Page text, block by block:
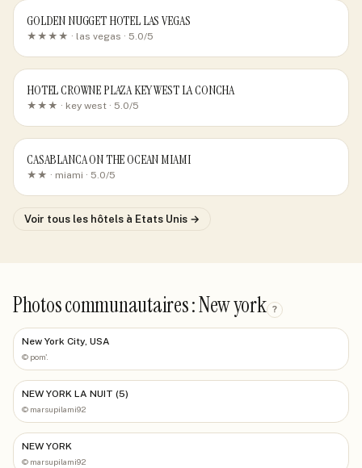
GOLDEN NUGGET HOTEL LAS VEGAS
★★★★ · las vegas · 5.0/5
HOTEL CROWNE PLAZA KEY WEST LA CONCHA
★★★ · key west · 5.0/5
CASABLANCA ON THE OCEAN MIAMI
★★ · miami · 5.0/5
Voir tous les hôtels à Etats Unis →
Photos communautaires : New york ?
New York City, USA
© pom'.
NEW YORK LA NUIT (5)
© marsupilami92
NEW YORK
© marsupilami92